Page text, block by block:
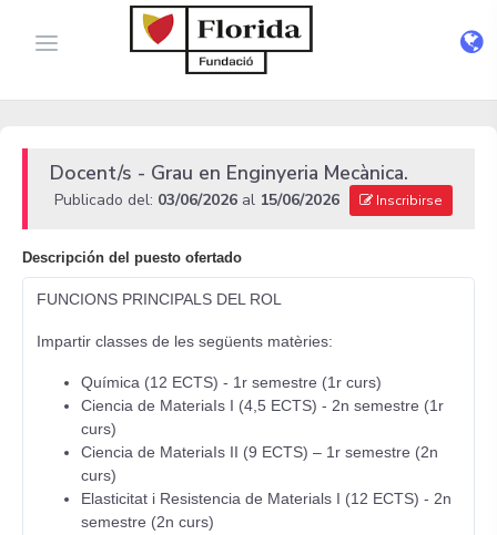
Docent/s - Grau en Enginyeria Mecànica.
Publicado del: 03/06/2026 al 15/06/2026 Inscribirse
Descripción del puesto ofertado
FUNCIONS PRINCIPALS DEL ROL
Impartir classes de les següents matèries:
Química (12 ECTS) - 1r semestre (1r curs)
Ciencia de MateriaIs I (4,5 ECTS) - 2n semestre (1r
curs)
Ciencia de MateriaIs II (9 ECTS) – 1r semestre (2n
curs)
Elasticitat i Resistencia de Materials I (12 ECTS) - 2n
semestre (2n curs)